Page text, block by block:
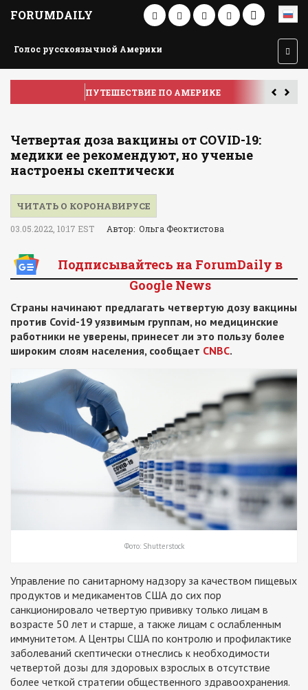
FORUMDAILY
Голос русскоязычной Америки
ПУТЕШЕСТВИЕ ПО АМЕРИКЕ
Четвертая доза вакцины от COVID-19:
медики ее рекомендуют, но ученые
настроены скептически
ЧИТАТЬ О КОРОНАВИРУСЕ
03.05.2022, 10:17 EST Автор: Ольга Феоктистова
Подписывайтесь на ForumDaily в
Google News
Страны начинают предлагать четвертую дозу вакцины
против Covid-19 уязвимым группам, но медицинские
работники не уверены, принесет ли это пользу более
широким слоям населения, сообщает CNBC.
Фото: Shutterstock
Управление по санитарному надзору за качеством пищевых
продуктов и медикаментов США до сих пор
санкционировало четвертую прививку только лицам в
возрасте 50 лет и старше, а также лицам с ослабленным
иммунитетом. А Центры США по контролю и профилактике
заболеваний скептически отнеслись к необходимости
четвертой дозы для здоровых взрослых в отсутствие
более четкой стратегии общественного здравоохранения.